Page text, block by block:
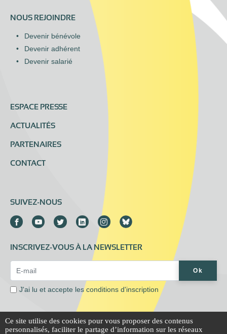
NOUS REJOINDRE
Devenir bénévole
Devenir adhérent
Devenir salarié
ESPACE PRESSE
ACTUALITÉS
PARTENAIRES
CONTACT
SUIVEZ-NOUS
INSCRIVEZ-VOUS À LA NEWSLETTER
Ok
J'ai lu et accepte lesconditions d'inscription
Mentions légales Extranet
Ce site utilise des cookies pour vous proposer des contenus
personnalisés, faciliter le partage d’information sur les réseaux